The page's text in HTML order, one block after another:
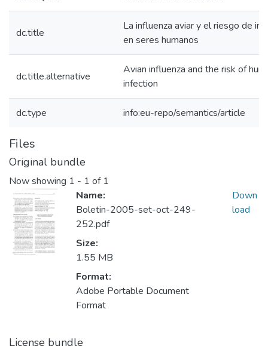
dc.title
La influenza aviar y el riesgo de
en seres humanos
dc.title.alternative
Avian influenza and the risk of
infection
dc.type info:eu-repo/semantics/article
Files
Original bundle
Now showing 1 - 1 of 1
Name:
Boletin-2005-set-oct-249-
252.pdf
Size:
1.55 MB
Format:
Adobe Portable Document
Format
Down
load
License bundle